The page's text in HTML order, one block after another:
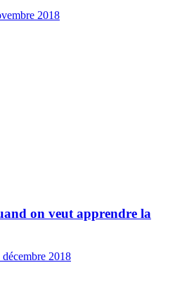
2018
on veut apprendre la
décembre 2018